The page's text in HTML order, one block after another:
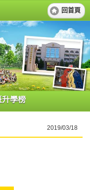
回首頁
升學榜
2019/03/18